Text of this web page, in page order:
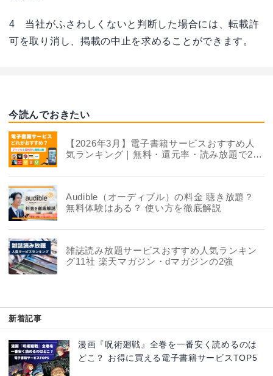
4 当社がふさわしくないと判断した場合には、転載許
可を取り消し、掲載の中止を求めることができます。
今読んでおきたい
【2026年3月】電子書籍サービスおすすめ人
気ランキング｜無料・還元率・読み放題で22
Audible（オーディブル）の料金 聴き放題？
無料体験はある？ 使い方を徹底解説
雑誌読み放題サービスおすすめ人気ランキン
グ11社 楽天マガジン・dマガジンの2強
新着記事
漫画『呪術廻戦』全巻を一番安く読めるのは
どこ？ お得に買える電子書籍サービスTOP5